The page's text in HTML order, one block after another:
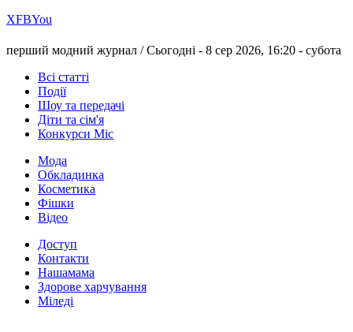
ХFBYou
перший модний журнал /Сьогодні - 8 сер 2026, 16:20 - субота
Всі статті
Події
Шоу та передачі
Діти та сім'я
Конкурси Міс
Мода
Обкладинка
Косметика
Фішки
Відео
Доступ
Контакти
Нашамама
Здорове харчування
Міледі